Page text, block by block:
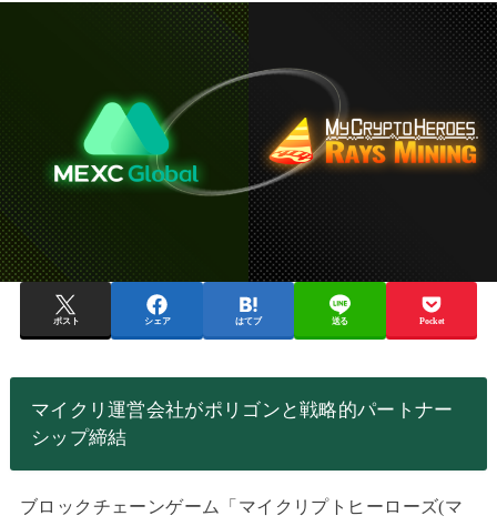
ポスト シェア はてブ 送る Pocket
マイクリ運営会社がポリゴンと戦略的パートナー
シップ締結
ブロックチェーンゲーム「マイクリプトヒーローズ(マ